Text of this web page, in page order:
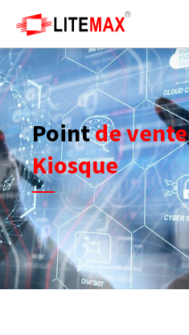
Pointde vente
Kiosque